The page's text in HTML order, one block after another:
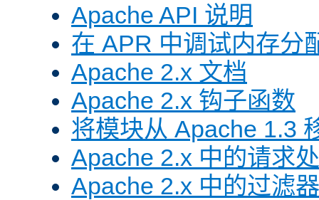
Apache API 说明
在 APR 中调试内存分
Apache 2.x 文档
Apache 2.x 钩子函数
将模块从 Apache 1.3
Apache 2.x 中的请求
Apache 2.x 中的过滤器